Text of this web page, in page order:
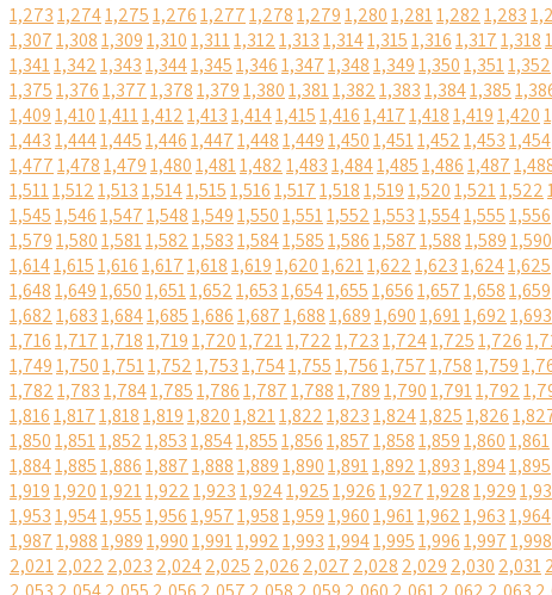
1,2731,2741,2751,2761,2771,2781,2791,2801,2811,2821,283
1,3071,3081,3091,3101,3111,3121,3131,3141,3151,3161,3171,318
1,3411,3421,3431,3441,3451,3461,3471,3481,3491,3501,3511,352
1,3751,3761,3771,3781,3791,3801,3811,3821,3831,3841,385
1,4091,4101,4111,4121,4131,4141,4151,4161,4171,4181,4191,420
1,4431,4441,4451,4461,4471,4481,4491,4501,4511,4521,4531,454
1,4771,4781,4791,4801,4811,4821,4831,4841,4851,4861,487
1,5111,5121,5131,5141,5151,5161,5171,5181,5191,5201,5211,522
1,5451,5461,5471,5481,5491,5501,5511,5521,5531,5541,5551,556
1,5791,5801,5811,5821,5831,5841,5851,5861,5871,5881,5891,590
1,6141,6151,6161,6171,6181,6191,6201,6211,6221,6231,6241,625
1,6481,6491,6501,6511,6521,6531,6541,6551,6561,6571,6581,659
1,6821,6831,6841,6851,6861,6871,6881,6891,6901,6911,6921,693
1,7161,7171,7181,7191,7201,7211,7221,7231,7241,7251,726
1,7491,7501,7511,7521,7531,7541,7551,7561,7571,7581,759
1,7821,7831,7841,7851,7861,7871,7881,7891,7901,7911,792
1,8161,8171,8181,8191,8201,8211,8221,8231,8241,8251,826
1,8501,8511,8521,8531,8541,8551,8561,8571,8581,8591,8601,861
1,8841,8851,8861,8871,8881,8891,8901,8911,8921,8931,8941,895
1,9191,9201,9211,9221,9231,9241,9251,9261,9271,9281,929
1,9531,9541,9551,9561,9571,9581,9591,9601,9611,9621,9631,964
1,9871,9881,9891,9901,9911,9921,9931,9941,9951,9961,9971,998
2,0212,022 2,023 2,0242,025 2,026 2,027 2,028 2,029 2,030 2,031